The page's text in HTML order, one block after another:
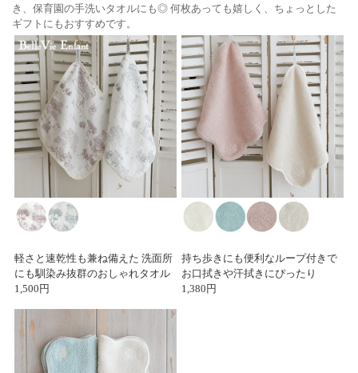
き、保育園の手洗いタオルにも◎ 何枚あっても嬉しく、ちょっとした
ギフトにもおすすめです。
軽さと速乾性も兼ね備えた 洗面所
にも馴染み抜群のおしゃれタオル
1,500円
持ち歩きにも便利なループ付きで
お口拭きや汗拭きにぴったり
1,380円